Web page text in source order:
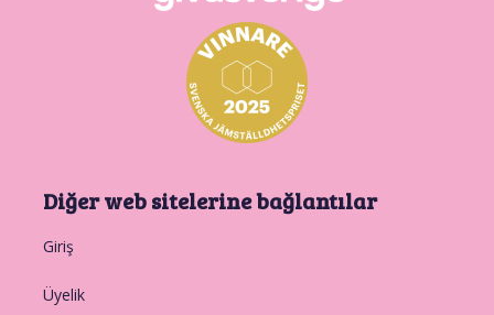
Diğer web sitelerine bağlantılar
Giriş
Üyelik